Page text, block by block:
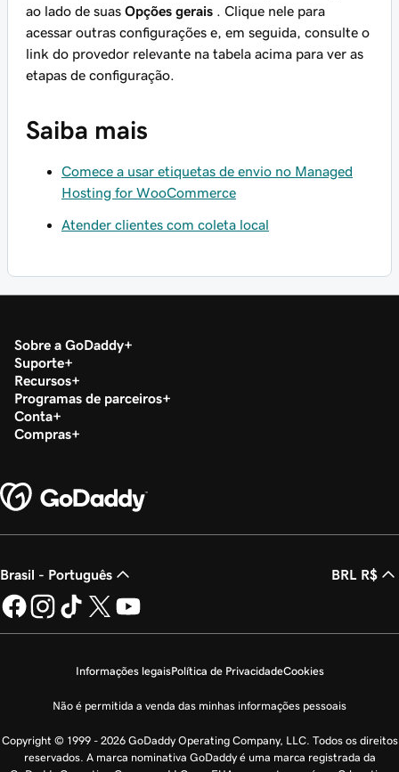
ao lado de suas Opções gerais . Clique nele para
acessar outras configurações e, em seguida, consulte o
link do provedor relevante na tabela acima para ver as
etapas de configuração.
Saiba mais
Comece a usar etiquetas de envio no Managed
Hosting for WooCommerce
Atender clientes com coleta local
Sobre a GoDaddy
Suporte
Recursos
Programas de parceiros
Conta
Compras
Brasil - Português BRL R$
Informações legaisPolítica de PrivacidadeCookies
Não é permitida a venda das minhas informações pessoais
Copyright © 1999 - 2026 GoDaddy Operating Company, LLC. Todos os direitos
reservados. A marca nominativa GoDaddy é uma marca registrada da